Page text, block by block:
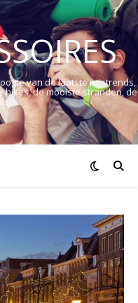
van de laatste reistrends,
hikes, de mooiste stranden, de